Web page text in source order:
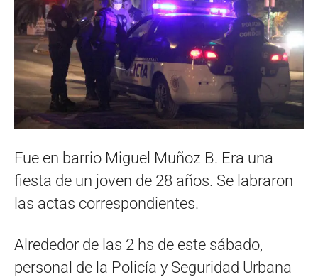
Fue en barrio Miguel Muñoz B. Era una
fiesta de un joven de 28 años. Se labraron
las actas correspondientes.
Alrededor de las 2 hs de este sábado,
personal de la Policía y Seguridad Urbana